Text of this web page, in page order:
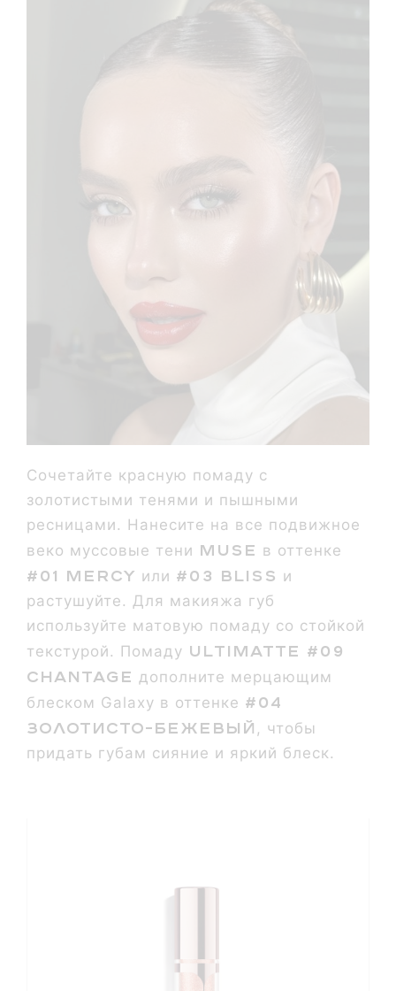
Сочетайте красную помаду с
золотистыми тенями и пышными
ресницами. Нанесите на все подвижное
веко муссовые тени Muse в оттенке
#01 Mercy или #03 Bliss и
растушуйте. Для макияжа губ
используйте матовую помаду со стойкой
текстурой. Помаду Ultimatte #09
Chantage дополните мерцающим
блеском Galaxy в оттенке #04
Золотисто-бежевый , чтобы
придать губам сияние и яркий блеск.